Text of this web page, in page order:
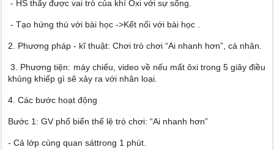
- HS thấy được vai trò của khí Ôxi với sự sống.
- Tạo hứng thú với bài học ->Kết nối với bài học .
2. Phương pháp - kĩ thuật: Chơi trò chơi “Ai nhanh hơn”, cá nhân.
3. Phương tiện: máy chiếu, video về nếu mất ôxi trong 5 giây điều
khủng khiếp gì sẽ xảy ra với nhân loại.
4. Các bước hoạt động
Bước 1: GV phổ biển thể lệ trò chơi: “Ai nhanh hơn”
- Cả lớp cùng quan sáttrong 1 phút.